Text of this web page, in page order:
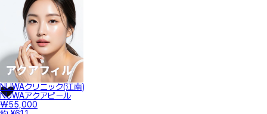
NUWAクリニック(江南)
NUWAアクアピール
₩55,000